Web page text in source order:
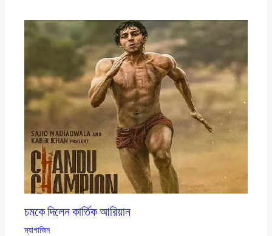
চমকে দিলেন কার্তিক আরিয়ান
ম্যাগাজিন